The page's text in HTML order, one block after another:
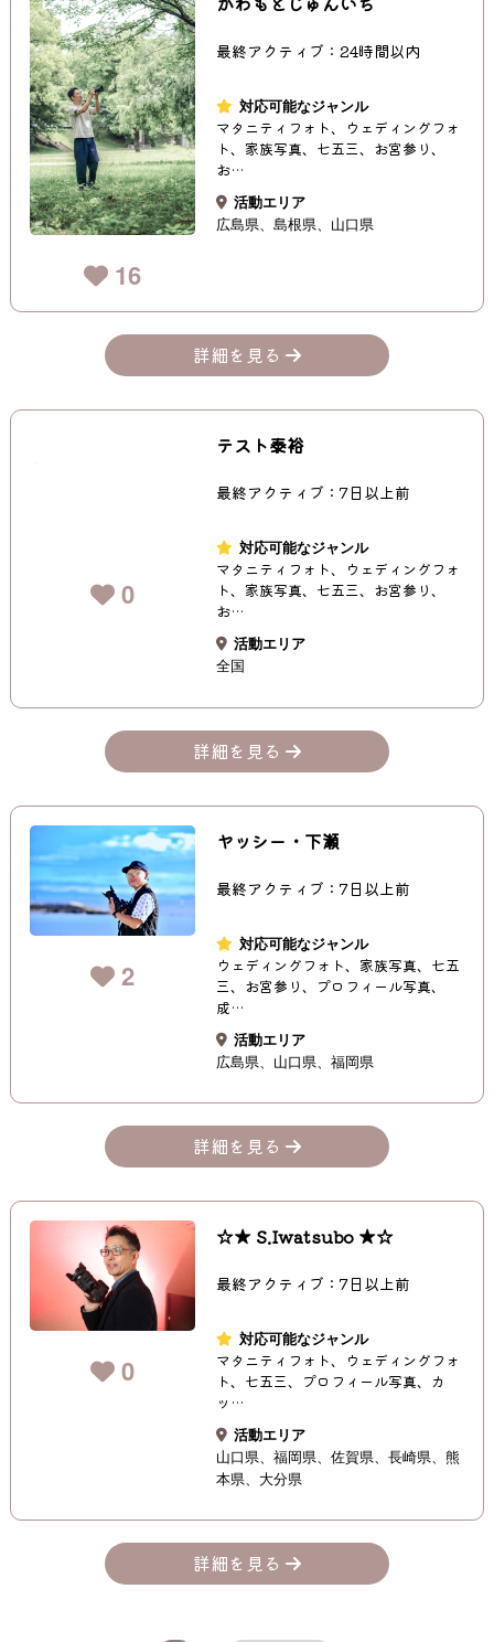
16
最終アクティブ：24時間以内
対応可能なジャンル
マタニティフォト、ウェディングフォ
ト、家族写真、七五三、お宮参り、
お…
活動エリア
広島県
島根県 山口県
詳細を見る
0
テスト泰裕
最終アクティブ：7日以上前
対応可能なジャンル
マタニティフォト、ウェディングフォ
ト、家族写真、七五三、お宮参り、
お…
活動エリア
全国
詳細を見る
2
ヤッシー・下瀬
最終アクティブ：7日以上前
対応可能なジャンル
ウェディングフォト、家族写真、七五
三、お宮参り、プロフィール写真、
成…
活動エリア
広島県
山口県 福岡県
詳細を見る
0
☆★ S.Iwatsubo ★☆
最終アクティブ：7日以上前
対応可能なジャンル
マタニティフォト、ウェディングフォ
ト、七五三、プロフィール写真、カ
ッ…
活動エリア
山口県
福岡県 佐賀県 長崎県
熊
本県
大分県
詳細を見る